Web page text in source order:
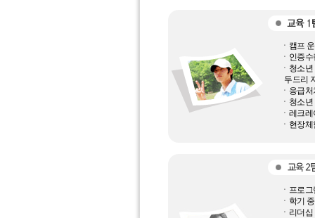
ㆍ캠프
ㆍ인증
ㆍ청소
두드리
ㆍ응급
ㆍ청소
ㆍ레크
ㆍ현장
ㆍ프로
ㆍ학기
ㆍ리더